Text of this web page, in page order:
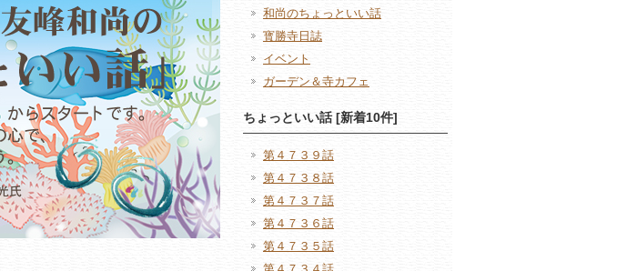
和尚のちょっといい話
寳勝寺日誌
イベント
ガーデン＆寺カフェ
ちょっといい話 [新着10件]
第４７３９話
第４７３８話
第４７３７話
第４７３６話
第４７３５話